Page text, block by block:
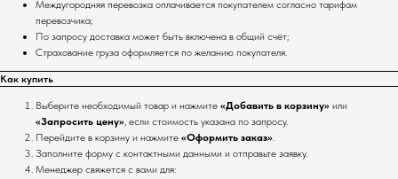
Междугородняя перевозка оплачивается покупателем согласно тарифам
перевозчика;
По запросу доставка может быть включена в общий счёт;
Страхование груза оформляется по желанию покупателя.
Как купить
Выберите необходимый товар и нажмите «Добавить в корзину» или
«Запросить цену», если стоимость указана по запросу.
Перейдите в корзину и нажмите «Оформить заказ».
Заполните форму с контактными данными и отправьте заявку.
Менеджер свяжется с вами для: